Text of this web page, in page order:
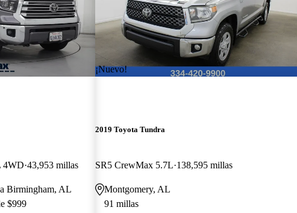
4WD 43,953 millas
Birmingham, AL
$999
¡Nuevo!
2019 Toyota Tundra
SR5 CrewMax 5.7L 138,595 millas
Montgomery, AL
91 millas